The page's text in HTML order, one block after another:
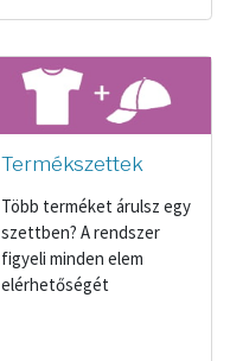
Termékszettek
Több terméket árulsz egy
szettben? A rendszer
figyeli minden elem
elérhetőségét